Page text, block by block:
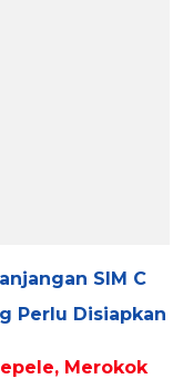
SIM C
Perlu Disiapkan
Merokok